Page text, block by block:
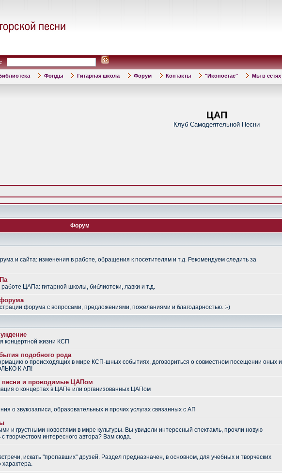
Фонды Гитарная школа Форум Контакты "Иконостас" Мы в сетях
ЦАП
Клуб Самодеятельной Песни
Форум
и сайта: изменения в работе, обращения к посетителям и т.д. Рекомендуем следить за
ЦАПа: гитарной школы, библиотеки, лавки и т.д.
форума с вопросами, предложениями, пожеланиями и благодарностью. :-)
концертной жизни КСП
подобного рода
о происходящих в мире КСП-шных событиях, договориться о совместном посещении оных и
К АП!
песни и проводимые ЦАПом
о концертах в ЦАПе или организованных ЦАПом
о звукозаписи, образовательных и прочих услугах связанных с АП
и грустными новостями в мире культуры. Вы увидели интересный спектакль, прочли новую
творчеством интересного автора? Вам сюда.
искать "пропавших" друзей. Раздел предназначен, в основном, для учебных и творческих